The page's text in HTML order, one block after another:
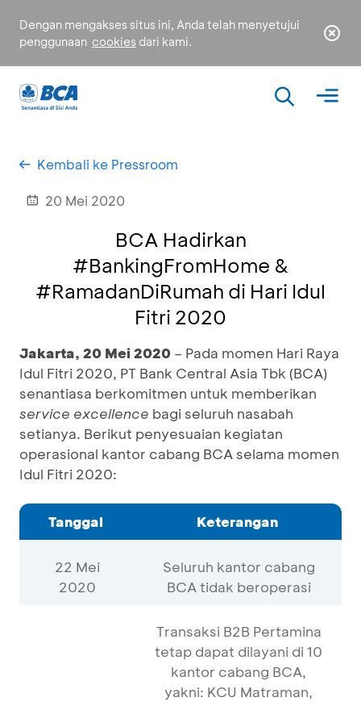
Dengan mengakses situs ini, Anda telah menyetujui
penggunaan cookies dari kami.
Kembali ke Pressroom
20 Mei 2020
BCA Hadirkan
#BankingFromHome &
#RamadanDiRumah di Hari Idul
Fitri 2020
Jakarta, 20 Mei 2020 – Pada momen Hari Raya
Idul Fitri 2020, PT Bank Central Asia Tbk (BCA)
senantiasa berkomitmen untuk memberikan
service excellence bagi seluruh nasabah
setianya. Berikut penyesuaian kegiatan
operasional kantor cabang BCA selama momen
Idul Fitri 2020:
Tanggal Keterangan
22 Mei
2020
Seluruh kantor cabang
BCA tidak beroperasi
Transaksi B2B Pertamina
tetap dapat dilayani di 10
kantor cabang BCA,
yakni: KCU Matraman,